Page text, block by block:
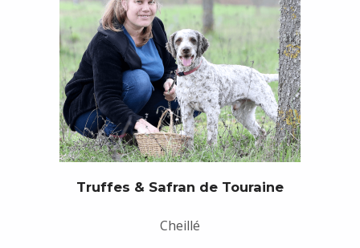
Truffes & Safran de Touraine
Cheillé